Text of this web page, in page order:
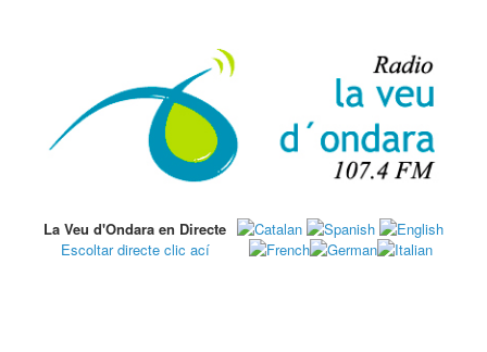
La Veu d'Ondara en Directe
Escoltar directe clic ací